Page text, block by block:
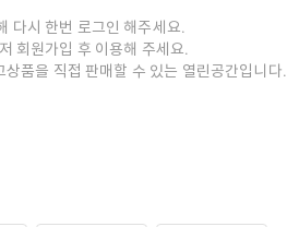
다시 한번 로그인 해주세요.
회원가입 후 이용해 주세요.
상품을 직접 판매할 수 있는 열린공간입니다.